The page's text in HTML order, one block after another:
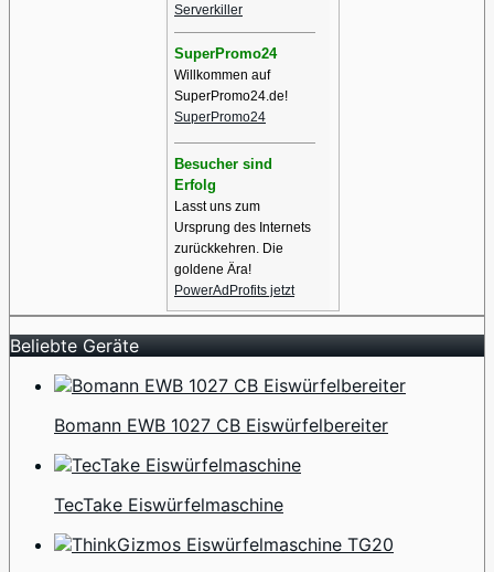
Serverkiller
SuperPromo24
Willkommen auf
SuperPromo24.de!
SuperPromo24
Besucher sind
Erfolg
Lasst uns zum
Ursprung des Internets
zurückkehren. Die
goldene Ära!
PowerAdProfits jetzt
Beliebte Geräte
Bomann EWB 1027 CB Eiswürfelbereiter
TecTake Eiswürfelmaschine